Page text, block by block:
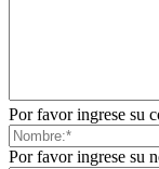
Por favor ingrese su
Por favor ingrese su